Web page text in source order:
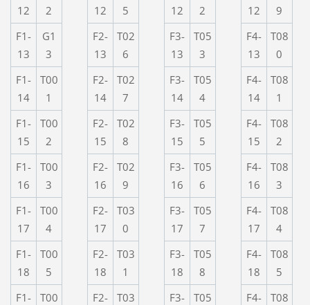
12
2
12
5
12
2
12
9
F1-
13
G1
3
F2-
13
T02
6
F3-
13
T05
3
F4-
13
T08
0
F1-
14
T00
1
F2-
14
T02
7
F3-
14
T05
4
F4-
14
T08
1
F1-
15
T00
2
F2-
15
T02
8
F3-
15
T05
5
F4-
15
T08
2
F1-
16
T00
3
F2-
16
T02
9
F3-
16
T05
6
F4-
16
T08
3
F1-
17
T00
4
F2-
17
T03
0
F3-
17
T05
7
F4-
17
T08
4
F1-
18
T00
5
F2-
18
T03
1
F3-
18
T05
8
F4-
18
T08
5
F1-
T00
F2-
T03
F3-
T05
F4-
T08